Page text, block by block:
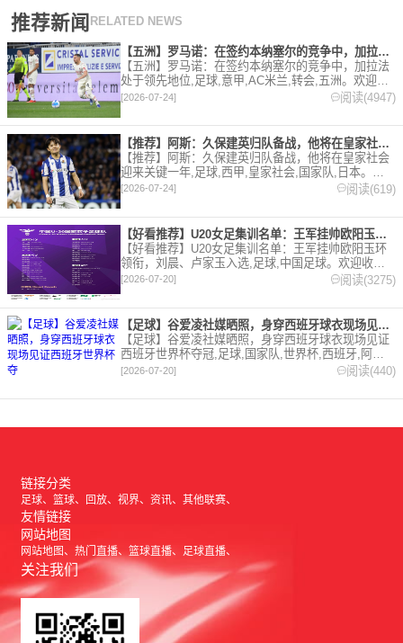
推荐新闻 RELATED NEWS
【五洲】罗马诺：在签约本纳塞尔的竞争中，加拉法处于领先地位
【五洲】罗马诺：在签约本纳塞尔的竞争中，加拉法
处于领先地位,足球,意甲,AC米兰,转会,五洲。欢迎收
藏本站，24小时为你更新最新的足球，篮球体育资
讯。
[2026-07-24] 阅读(4947)
【推荐】阿斯：久保建英归队备战，他将在皇家社会迎来关键一年
【推荐】阿斯：久保建英归队备战，他将在皇家社会
迎来关键一年,足球,西甲,皇家社会,国家队,日本。欢
迎收藏本站，24小时为你更新最新的足球，篮球体育
资讯。
[2026-07-24] 阅读(619)
【好看推荐】U20女足集训名单：王军挂帅欧阳玉环领衔，刘晨、
【好看推荐】U20女足集训名单：王军挂帅欧阳玉环
领衔，刘晨、卢家玉入选,足球,中国足球。欢迎收藏
本站，24小时为你更新最新的足球，篮球体育资讯。
[2026-07-20] 阅读(3275)
【足球】谷爱凌社媒晒照，身穿西班牙球衣现场见证西班牙世界杯夺
【足球】谷爱凌社媒晒照，身穿西班牙球衣现场见证
西班牙世界杯夺冠,足球,国家队,世界杯,西班牙,阿根
廷,综合。欢迎收藏本站，24小时为你更新最新的足
[2026-07-20] 阅读(440)
链接分类
足球 篮球 回放 视界 资讯 其他联赛
友情链接
网站地图
网站地图 热门直播 篮球直播 足球直播
关注我们